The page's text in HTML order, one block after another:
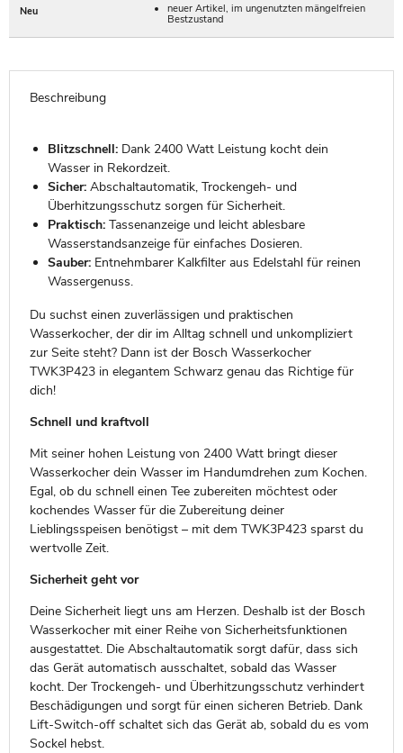
Neu
neuer Artikel, im ungenutzten mängelfreien
Bestzustand
Beschreibung
Blitzschnell:Dank 2400 Watt Leistung kocht dein
Wasser in Rekordzeit.
Sicher:Abschaltautomatik, Trockengeh- und
Überhitzungsschutz sorgen für Sicherheit.
Praktisch:Tassenanzeige und leicht ablesbare
Wasserstandsanzeige für einfaches Dosieren.
Sauber:Entnehmbarer Kalkfilter aus Edelstahl für reinen
Wassergenuss.
Du suchst einen zuverlässigen und praktischen
Wasserkocher, der dir im Alltag schnell und unkompliziert
zur Seite steht? Dann ist der Bosch Wasserkocher
TWK3P423 in elegantem Schwarz genau das Richtige für
dich!
Schnell und kraftvoll
Mit seiner hohen Leistung von 2400 Watt bringt dieser
Wasserkocher dein Wasser im Handumdrehen zum Kochen.
Egal, ob du schnell einen Tee zubereiten möchtest oder
kochendes Wasser für die Zubereitung deiner
Lieblingsspeisen benötigst – mit dem TWK3P423 sparst du
wertvolle Zeit.
Sicherheit geht vor
Deine Sicherheit liegt uns am Herzen. Deshalb ist der Bosch
Wasserkocher mit einer Reihe von Sicherheitsfunktionen
ausgestattet. Die Abschaltautomatik sorgt dafür, dass sich
das Gerät automatisch ausschaltet, sobald das Wasser
kocht. Der Trockengeh- und Überhitzungsschutz verhindert
Beschädigungen und sorgt für einen sicheren Betrieb. Dank
Lift-Switch-off schaltet sich das Gerät ab, sobald du es vom
Sockel hebst.